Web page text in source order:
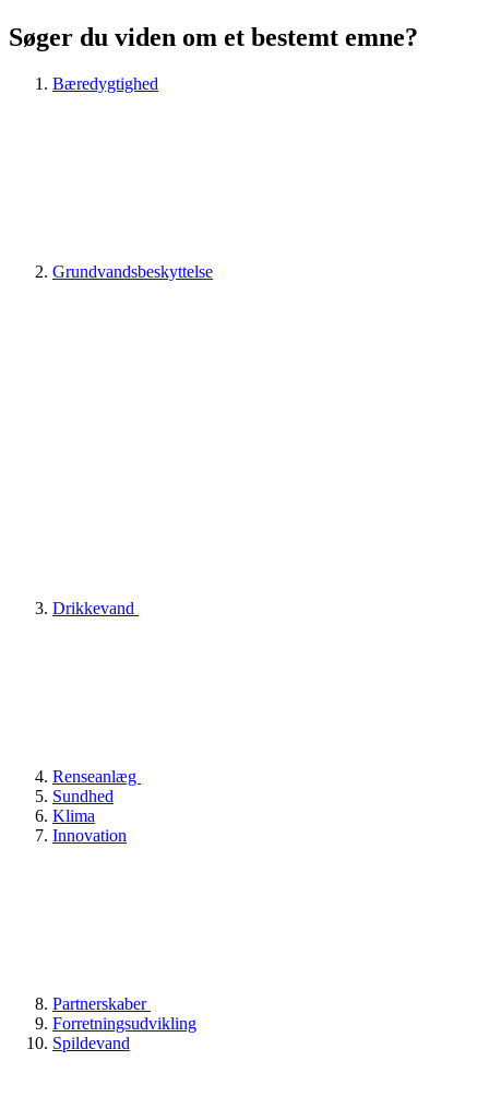
Søger du viden om et bestemt emne?
Bæredygtighed
Grundvandsbeskyttelse
Drikkevand
Renseanlæg
Sundhed
Klima
Innovation
Partnerskaber
Forretningsudvikling
Spildevand